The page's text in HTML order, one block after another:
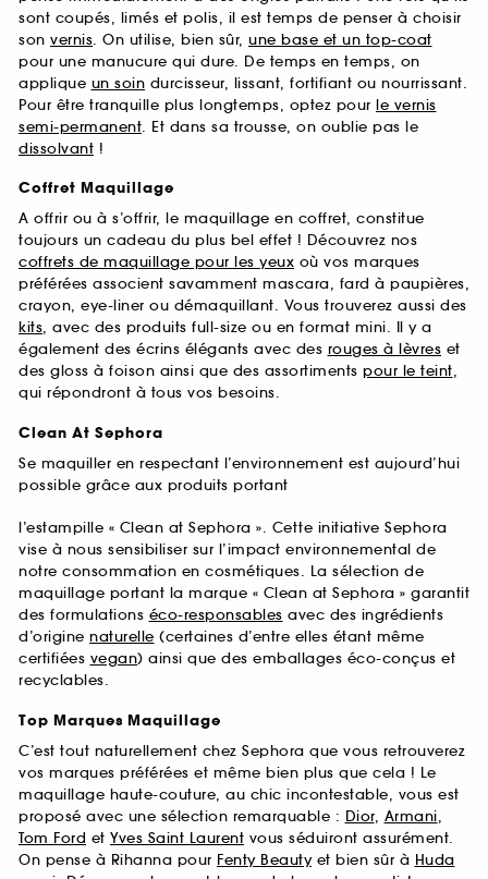
sont coupés, limés et polis, il est temps de penser à choisir
son vernis. On utilise, bien sûr, une base et un top-coat
pour une manucure qui dure. De temps en temps, on
applique un soin durcisseur, lissant, fortifiant ou nourrissant.
Pour être tranquille plus longtemps, optez pour le vernis
semi-permanent. Et dans sa trousse, on oublie pas le
dissolvant !
Coffret Maquillage
A offrir ou à s’offrir, le maquillage en coffret, constitue
toujours un cadeau du plus bel effet ! Découvrez nos
coffrets de maquillage pour les yeux où vos marques
préférées associent savamment mascara, fard à paupières,
crayon, eye-liner ou démaquillant. Vous trouverez aussi des
kits, avec des produits full-size ou en format mini. Il y a
également des écrins élégants avec des rouges à lèvres et
des gloss à foison ainsi que des assortiments pour le teint,
qui répondront à tous vos besoins.
Clean At Sephora
Se maquiller en respectant l’environnement est aujourd’hui
possible grâce aux produits portant
l’estampille « Clean at Sephora ». Cette initiative Sephora
vise à nous sensibiliser sur l’impact environnemental de
notre consommation en cosmétiques. La sélection de
maquillage portant la marque « Clean at Sephora » garantit
des formulations éco-responsables avec des ingrédients
d’origine naturelle (certaines d’entre elles étant même
certifiées vegan) ainsi que des emballages éco-conçus et
recyclables.
Top Marques Maquillage
C’est tout naturellement chez Sephora que vous retrouverez
vos marques préférées et même bien plus que cela ! Le
maquillage haute-couture, au chic incontestable, vous est
proposé avec une sélection remarquable : Dior, Armani,
Tom Ford et Yves Saint Laurent vous séduiront assurément.
On pense à Rihanna pour Fenty Beautyet bien sûr à Huda